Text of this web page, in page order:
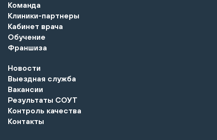
Команда
Клиники-партнеры
Кабинет врача
Обучение
Франшиза
Новости
Выездная служба
Вакансии
Результаты СОУТ
Контроль качества
Контакты